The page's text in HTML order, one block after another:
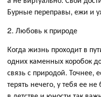
Бурные переправы, ежи и
2. Любовь к природе
Когда жизнь проходит в
одних каменных коробок
связь с природой. Точнее,
терять нечего, у тебя ее